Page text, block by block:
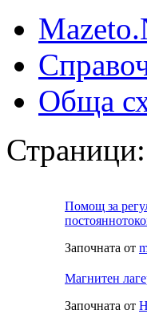
Обща
Помощ за
Започната от
Магнитен
Започната от